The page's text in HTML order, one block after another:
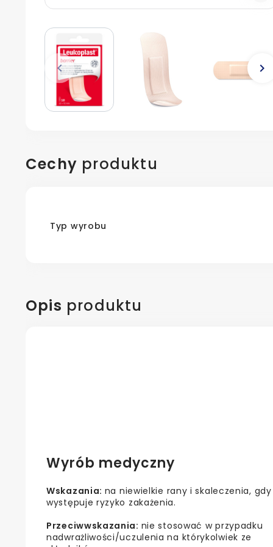
Poprzedni
keyboard_arrow_left keyboard_arrow_right
Cechy produktu
Typ wyrobu
Opis produktu
Wyrób medyczny
Wskazania: na niewielkie rany i skaleczenia, gdy
występuje ryzyko zakażenia.
Przeciwwskazania: nie stosować w przypadku
nadwrażliwości/uczulenia na którykolwiek ze